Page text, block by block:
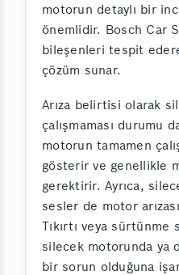
motorun detaylı bir
önemlidir. Bosch Car
bileşenleri tespit
çözüm sunar.
Arıza belirtisi olarak
çalışmaması durumu
motorun tamamen
gösterir ve genellikle
gerektirir. Ayrıca,
sesler de motor
Tıkırtı veya
silecek motorunda ya
bir sorun olduğuna